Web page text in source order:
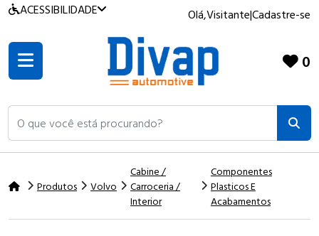
ACESSIBILIDADE Olá,Visitante|Cadastre-se
O que você está procurando?
0
Produtos Volvo
Cabine /
Carroceria /
Interior
Componentes
Plasticos E
Acabamentos